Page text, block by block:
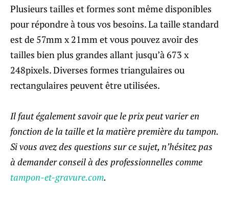
Plusieurs tailles et formes sont même disponibles
pour répondre à tous vos besoins. La taille standard
est de 57mm x 21mm et vous pouvez avoir des
tailles bien plus grandes allant jusqu’à 673 x
248pixels. Diverses formes triangulaires ou
rectangulaires peuvent être utilisées.
Il faut également savoir que le prix peut varier en
fonction de la taille et la matière première du tampon.
Si vous avez des questions sur ce sujet, n’hésitez pas
à demander conseil à des professionnelles comme
tampon-et-gravure.com.